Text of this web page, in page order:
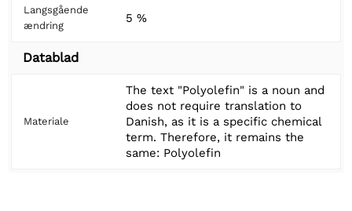
Langsgående
ændring
5 %
Datablad
Materiale
The text "Polyolefin" is a noun and
does not require translation to
Danish, as it is a specific chemical
term. Therefore, it remains the
same: Polyolefin